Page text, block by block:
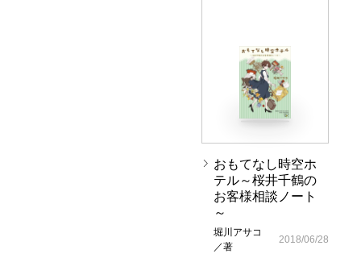
おもてなし時空ホ
テル～桜井千鶴の
お客様相談ノート
～
堀川アサコ
／著
2018/06/28